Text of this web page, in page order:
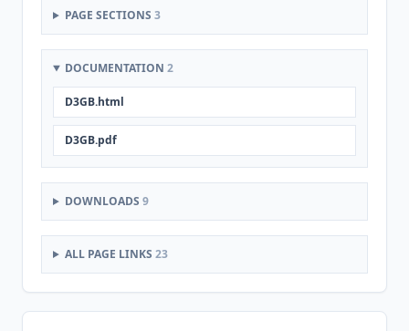
PAGE SECTIONS 3
DOCUMENTATION 2
D3GB.html
D3GB.pdf
DOWNLOADS 9
ALL PAGE LINKS 23